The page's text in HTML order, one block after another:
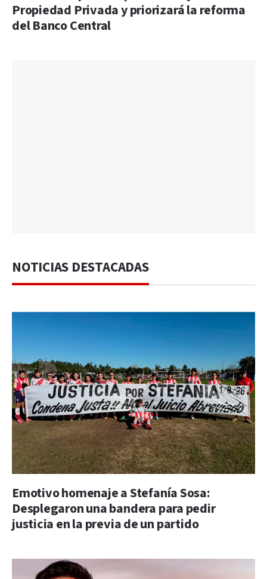
Propiedad Privada y priorizará la reforma
del Banco Central
NOTICIAS DESTACADAS
Emotivo homenaje a Stefanía Sosa:
Desplegaron una bandera para pedir
justicia en la previa de un partido